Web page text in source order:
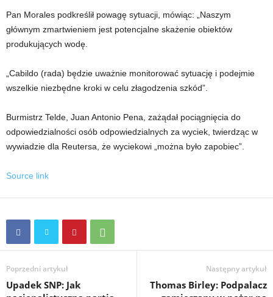
Pan Morales podkreślił powagę sytuacji, mówiąc: „Naszym
głównym zmartwieniem jest potencjalne skażenie obiektów
produkujących wodę.
„Cabildo (rada) będzie uważnie monitorować sytuację i podejmie
wszelkie niezbędne kroki w celu złagodzenia szkód”.
Burmistrz Telde, Juan Antonio Pena, zażądał pociągnięcia do
odpowiedzialności osób odpowiedzialnych za wyciek, twierdząc w
wywiadzie dla Reutersa, że ​​wyciekowi „można było zapobiec”.
Source link
Poprzedni artykuł
Upadek SNP: Jak
Następny artykuł
Thomas Birley: Podpalacz